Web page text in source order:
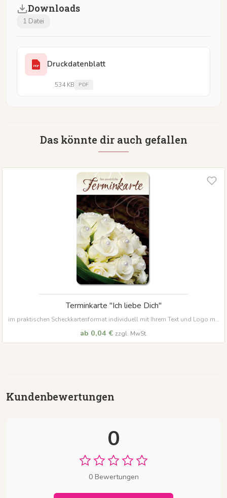
Downloads
1 Datei
PDF Druckdatenblatt
534 KB PDF
Das könnte dir auch gefallen
Terminkarte "Ich liebe Dich"
im praktischen Scheckkartenformat individuell mit Ihrem Text und Logo mit
ab 0,04 € zzgl. MwSt.
Kundenbewertungen
0
0 Bewertungen